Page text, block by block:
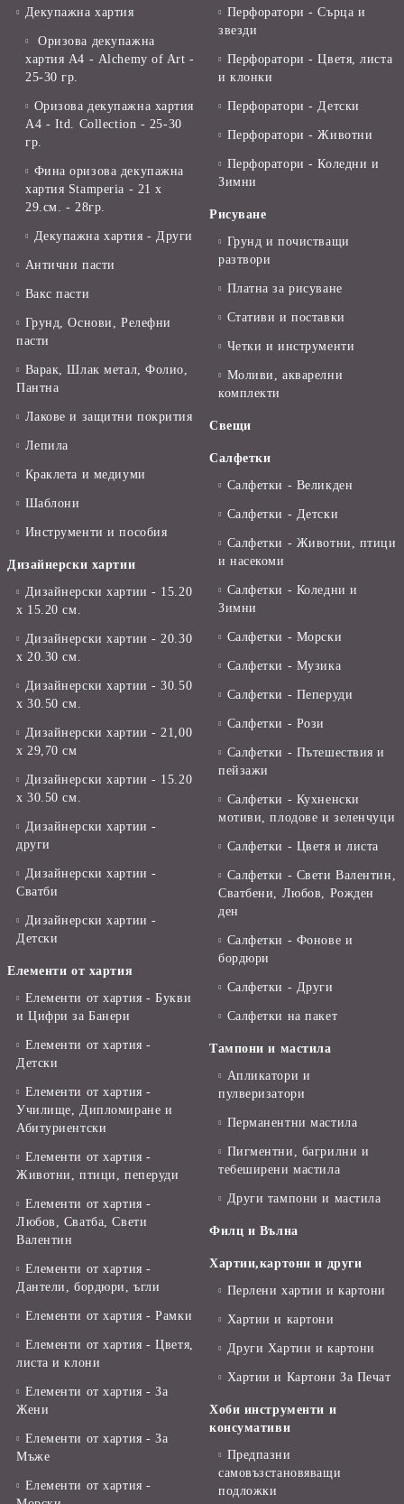
Декупажна хартия
Оризова декупажна
хартия А4 - Alchemy of Art -
25-30 гр.
Оризова декупажна хартия
А4 - Itd. Collection - 25-30
гр.
Фина оризова декупажна
хартия Stamperia - 21 х
29.см. - 28гр.
Декупажна хартия - Други
Антични пасти
Вакс пасти
Грунд, Основи, Релефни
пасти
Варак, Шлак метал, Фолио,
Пантна
Лакове и защитни покрития
Лепила
Краклета и медиуми
Шаблони
Инструменти и пособия
Дизайнерски хартии
Дизайнерски хартии - 15.20
х 15.20 см.
Дизайнерски хартии - 20.30
х 20.30 см.
Дизайнерски хартии - 30.50
х 30.50 см.
Дизайнерски хартии - 21,00
х 29,70 см
Дизайнерски хартии - 15.20
x 30.50 см.
Дизайнерски хартии -
други
Дизайнерски хартии -
Сватби
Дизайнерски хартии -
Детски
Елементи от хартия
Елементи от хартия - Букви
и Цифри за Банери
Елементи от хартия -
Детски
Елементи от хартия -
Училище, Дипломиране и
Абитуриентски
Елементи от хартия -
Животни, птици, пеперуди
Елементи от хартия -
Любов, Сватба, Свети
Валентин
Елементи от хартия -
Дантели, бордюри, ъгли
Елементи от хартия - Рамки
Елементи от хартия - Цветя,
листа и клони
Елементи от хартия - За
Жени
Елементи от хартия - За
Мъже
Елементи от хартия -
Перфоратори - Сърца и
звезди
Перфоратори - Цветя, листа
и клонки
Перфоратори - Детски
Перфоратори - Животни
Перфоратори - Коледни и
Зимни
Рисуване
Грунд и почистващи
разтвори
Платна за рисуване
Стативи и поставки
Четки и инструменти
Моливи, акварелни
комплекти
Свещи
Салфетки
Салфетки - Великден
Салфетки - Детски
Салфетки - Животни, птици
и насекоми
Салфетки - Коледни и
Зимни
Салфетки - Морски
Салфетки - Музика
Салфетки - Пеперуди
Салфетки - Рози
Салфетки - Пътешествия и
пейзажи
Салфетки - Кухненски
мотиви, плодове и зеленчуци
Салфетки - Цветя и листа
Салфетки - Свети Валентин,
Сватбени, Любов, Рожден
ден
Салфетки - Фонове и
бордюри
Салфетки - Други
Салфетки на пакет
Тампони и мастила
Апликатори и
пулверизатори
Перманентни мастила
Пигментни, багрилни и
тебеширени мастила
Други тампони и мастила
Филц и Вълна
Хартии,картони и други
Перлени хартии и картони
Хартии и картони
Други Хартии и картони
Хартии и Картони За Печат
Хоби инструменти и
консумативи
Предпазни
самовъзстановяващи
подложки